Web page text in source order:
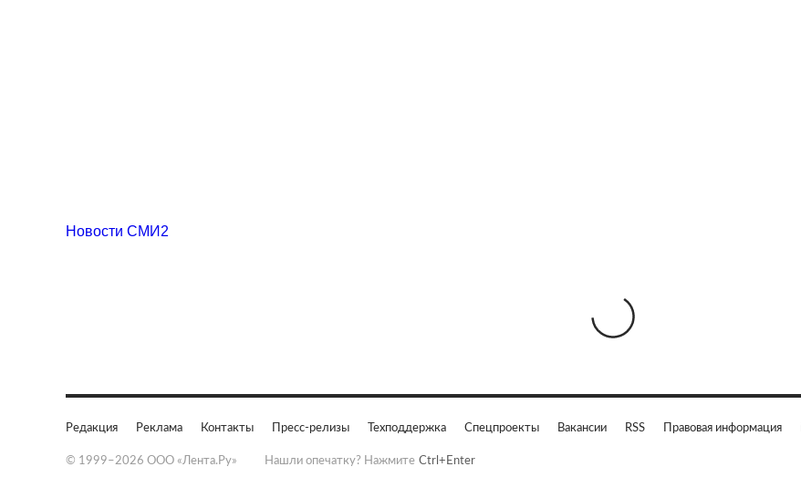
Новости СМИ2
Редакция Реклама Контакты Пресс-релизы Техподдержка Спецпроекты Вакансии RSS Правовая информация
© 1999–2026 ООО «Лента.Ру» Нашли опечатку? Нажмите Ctrl+Enter